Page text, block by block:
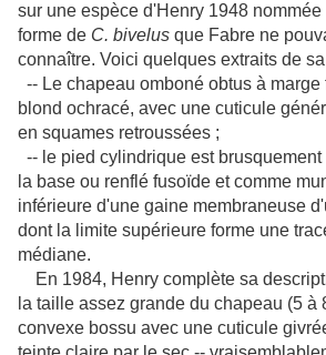
sur une espèce d'Henry 1948 nommée
forme de C. bivelus que Fabre ne
connaître. Voici quelques extraits de
-- Le chapeau omboné obtus à marge
blond ochracé, avec une cuticule
en squames retroussées ;
-- le pied cylindrique est
la base ou renflé fusoïde et comme
inférieure d'une gaine membraneuse
dont la limite supérieure forme une
médiane.
En 1984, Henry complète sa
la taille assez grande du chapeau (5 à
convexe bossu avec une cuticule